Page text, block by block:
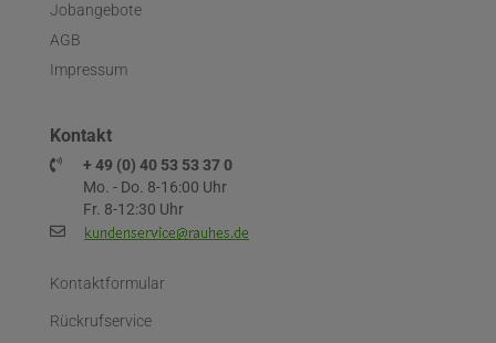
Jobangebote
AGB
Impressum
Kontakt
+ 49 (0) 40 53 53 37 0
Mo. - Do. 8-16:00 Uhr
Fr. 8-12:30 Uhr
Kontaktformular
Rückrufservice